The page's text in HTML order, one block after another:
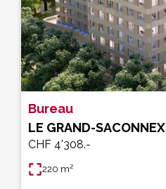
Bureau
LE GRAND-SACONNEX
CHF 4'308.-
220 m²